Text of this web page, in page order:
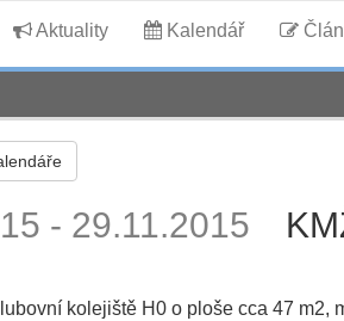
Aktuality Kalendář
- 29.11.2015
kolejiště H0 o ploše cca 47